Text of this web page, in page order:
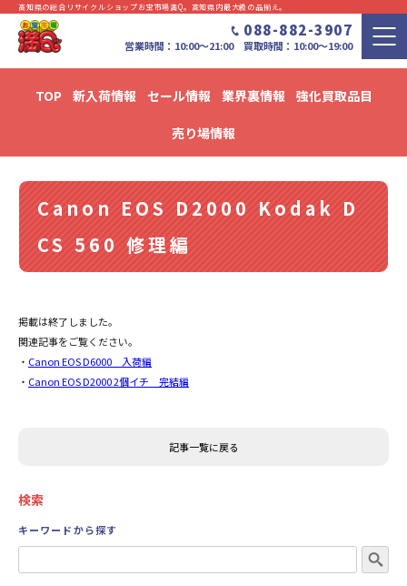
高知県の総合リサイクルショップお宝市場満Q。⾼知県内最⼤級の品揃え。
088-882-3907
営業時間：10:00〜21:00 買取時間：10:00～19:00
TOP 新入荷情報 セール情報 業界裏情報 強化買取品目
売り場情報
新入荷・セール情報・リユース情報 ブログ
Canon EOS D2000 Kodak D
CS 560 修理編
掲載は終了しました。
関連記事をご覧ください。
・ Canon EOS D6000 入荷編
・ Canon EOS D2000 2個イチ 完結編
記事一覧に戻る
検索
キーワードから探す